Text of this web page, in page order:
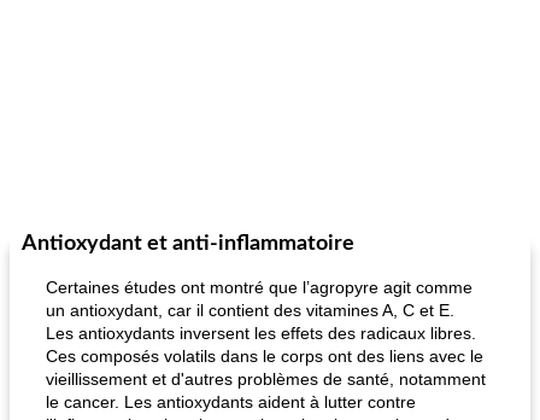
Antioxydant et anti-inflammatoire
Certaines études ont montré que l’agropyre agit comme
un antioxydant, car il contient des vitamines A, C et E.
Les antioxydants inversent les effets des radicaux libres.
Ces composés volatils dans le corps ont des liens avec le
vieillissement et d'autres problèmes de santé, notamment
le cancer. Les antioxydants aident à lutter contre